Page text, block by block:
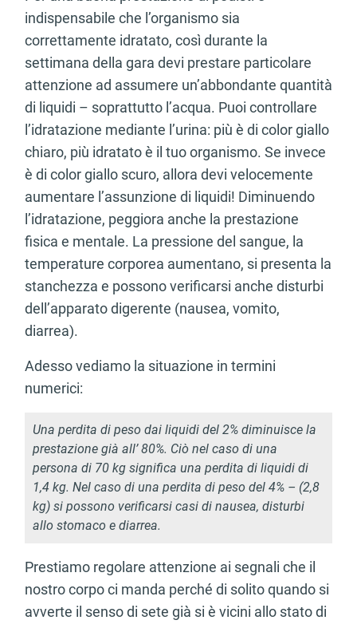
dalla Dichiarazione sui cookie.
Utilizziamo i cookie per personalizzare contenuti ed
annunci, per fornire funzionalità dei social media e per
analizzare il nostro traffico. Condividiamo inoltre
informazioni sul modo in cui utilizza il nostro sito con i
nostri partner che si occupano di analisi dei dati web,
pubblicità e social media, i quali potrebbero combinarle
con altre informazioni che ha fornito loro o che hanno
raccolto dal suo utilizzo dei loro servizi.
indispensabile che l’organismo sia
correttamente idratato, così durante la
settimana della gara devi prestare particolare
attenzione ad assumere un’abbondante quantità
di liquidi – soprattutto l’acqua. Puoi controllare
l’idratazione mediante l’urina: più è di color giallo
chiaro, più idratato è il tuo organismo. Se invece
è di color giallo scuro, allora devi velocemente
aumentare l’assunzione di liquidi! Diminuendo
l’idratazione, peggiora anche la prestazione
fisica e mentale. La pressione del sangue, la
temperature corporea aumentano, si presenta la
stanchezza e possono verificarsi anche disturbi
dell’apparato digerente (nausea, vomito,
diarrea).
Adesso vediamo la situazione in termini
numerici:
Una perdita di peso dai liquidi del 2% diminuisce la
prestazione già all’ 80%. Ciò nel caso di una
persona di 70 kg significa una perdita di liquidi di
1,4 kg. Nel caso di una perdita di peso del 4% – (2,8
kg) si possono verificarsi casi di nausea, disturbi
allo stomaco e diarrea.
Prestiamo regolare attenzione ai segnali che il
nostro corpo ci manda perché di solito quando si
avverte il senso di sete già si è vicini allo stato di